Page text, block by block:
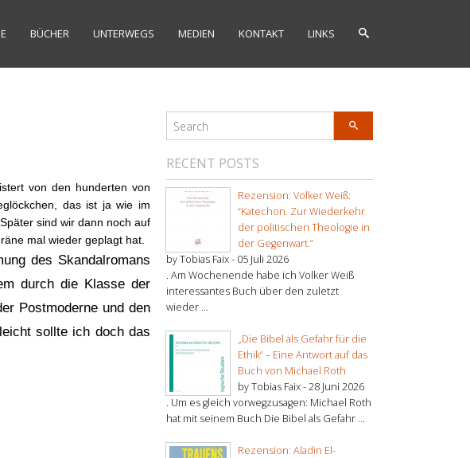
BÜCHER UNTERWEGS MEDIEN KONTAKT LINKS
von den hunderten von
das ist ja wie im
sind wir dann noch auf
mal wieder geplagt hat.
des Skandalromans
durch die Klasse der
Postmoderne und den
sollte ich doch das
RECENT POSTS
Rezension: Volker Weiß:
“Katechon. Zur Wiederkehr
der politischen Theologie in
der Gegenwart.”
by Tobias Faix - 05 Juli 2026
. Am Wochenende habe ich Volker Weiß
interessantes Buch über den zuletzt
wieder ...
„Die Bibel als Gefahr für die
Ethik“ – Eine Antwort auf das
Buch von Michael Roth
by Tobias Faix -28 Juni 2026
. Um es gleich vorwegzusagen: Michael Roth
hat mit seinem Buch Die Bibel als Gefahr ...
Rezension: Aladin El-